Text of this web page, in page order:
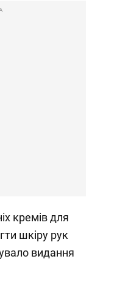
кремів для
шкіру рук
видання